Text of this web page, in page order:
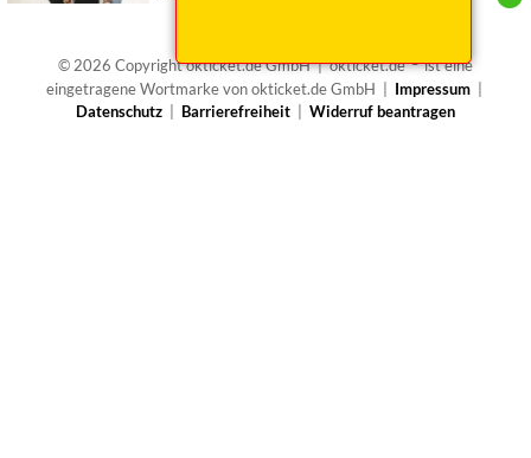
© 2026 Copyright okticket.de GmbH | okticket.de®ist eine
eingetragene Wortmarke von okticket.de GmbH | Impressum|
Datenschutz
Barrierefreiheit Widerruf beantragen